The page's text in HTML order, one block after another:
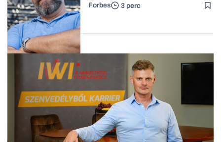
Forbes-sztori
Forbes 3 perc